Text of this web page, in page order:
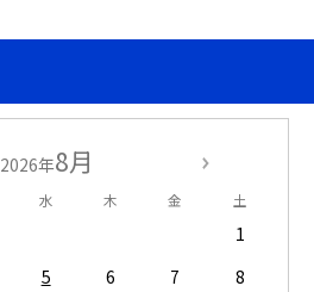
2026年8月
水 木 金 土
1
5 6 7
8